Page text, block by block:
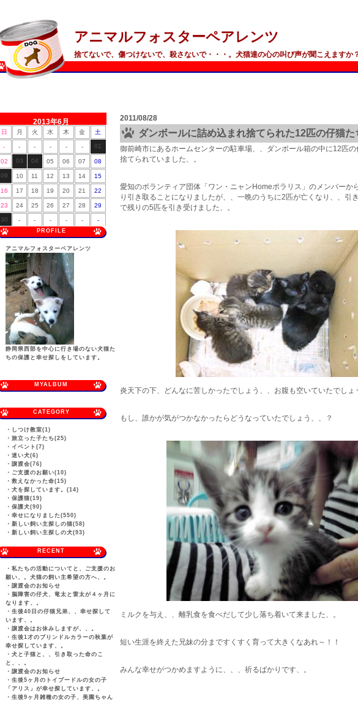
アニマルフォスターペアレンツ
捨てないで、傷つけないで、殺さないで・・・。犬猫達の心の叫び声が聞こえますか
2013年6月
日 月 火 水 木 金 土
- - - - - - 01
02 03 04 05 06 07 08
09 10 11 12 13 14 15
16 17 18 19 20 21 22
23 24 25 26 27 28 29
30 - - - - - -
PROFILE
アニマルフォスターペアレンツ
静岡県西部を中心に行き場のない犬猫た
ちの保護と幸せ探しをしています。
MYALBUM
CATEGORY
・ しつけ教室(1)
・ 旅立った子たち(25)
・ イベント(7)
・ 迷い犬(6)
・ 譲渡会(76)
・ ご支援のお願い(10)
・ 救えなかった命(15)
・ 犬を探しています。(14)
・ 保護猫(19)
・ 保護犬(90)
・ 幸せになりました(550)
・ 新しい飼い主探しの猫(58)
・ 新しい飼い主探しの犬(93)
RECENT
・ 私たちの活動についてと、ご支援のお
願い、。犬猫の飼い主希望の方へ、。
・ 譲渡会のお知らせ
・ 脳障害の仔犬、竜太と雷太が４ヶ月に
なります、。
・ 生後40日の仔猫兄弟、、幸せ探して
います、。
・ 譲渡会はお休みしますが、、。
・ 生後1才のブりンドルカラーの秋葉が
幸せ探しています、。
・ 犬と子猫と、、引き取った命のこ
と、、。
・ 譲渡会のお知らせ
・ 生後5ヶ月のトイプードルの女の子
「アリス」が幸せ探しています、。
・ 生後9ヶ月雑種の女の子、美園ちゃん
2011/08/28
ダンボールに詰め込まれ捨てられた12匹の仔猫た
御前崎市にあるホームセンターの駐車場、、ダンボール箱の中に12匹
捨てられていました、。
愛知のボランティア団体「ワン・ニャンHomeポラリス」のメンバーか
り引き取ることになりましたが、、一晩のうちに2匹が亡くなり、、引
で残りの5匹を引き受けました、。
炎天下の下、どんなに苦しかったでしょう、、お腹も空いていたでしょ
もし、誰かが気がつかなかったらどうなっていたでしょう、、？
ミルクを与え、、離乳食を食べだして少し落ち着いて来ました、。
短い生涯を終えた兄妹の分まですくすく育って大きくなあれ～！！
みんな幸せがつかめますように、、、祈るばかりです、。